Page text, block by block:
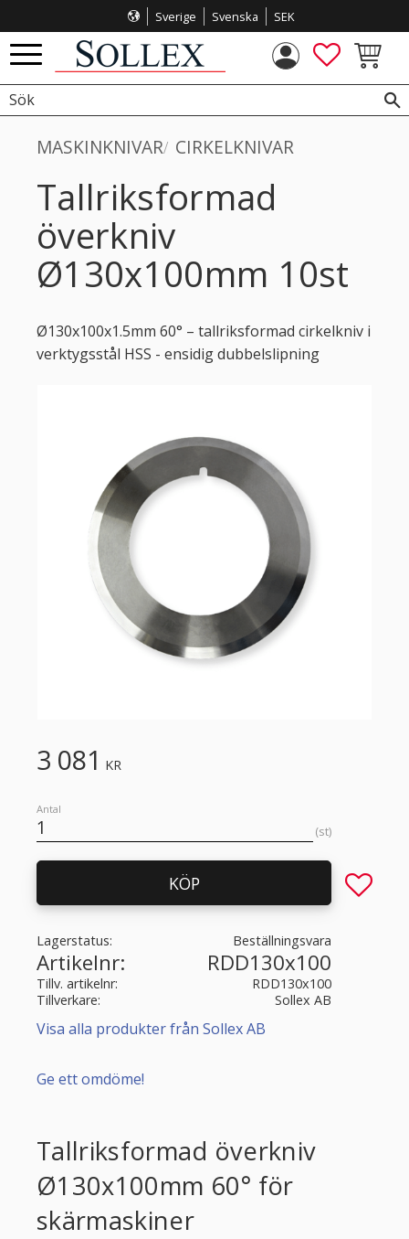
Meny
Sverige Svenska SEK
FAVORITER
MASKINKNIVAR CIRKELKNIVAR
Tallriksformad
överkniv
Ø130x100mm 10st
Ø130x100x1.5mm 60° – tallriksformad cirkelkniv i
verktygsstål HSS - ensidig dubbelslipning
3 081 KR
Antal
st
KÖP Lägg till
Lagerstatus Beställningsvara
Artikelnr RDD130x100
Tillv. artikelnr
RDD130x100
Tillverkare
Sollex AB
Visa alla produkter från Sollex AB
Ge ett omdöme!
Tallriksformad överkniv
Ø130x100mm 60° för
skärmaskiner